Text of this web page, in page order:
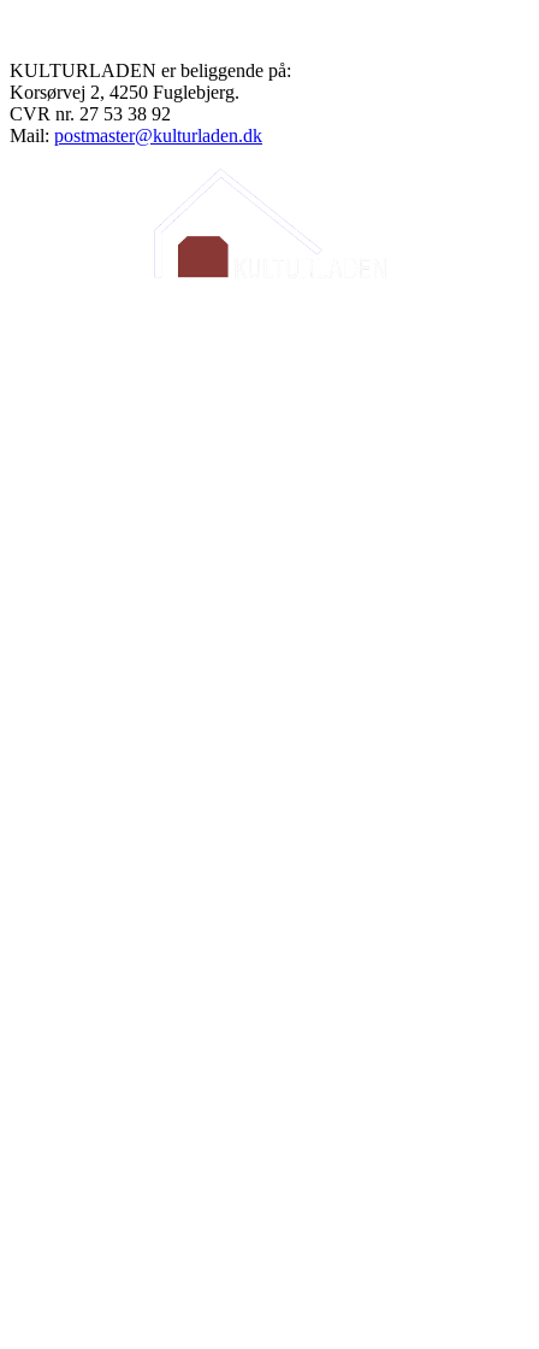
KULTURLADEN er beliggende på:
Korsørvej 2, 4250 Fuglebjerg.
CVR nr. 27 53 38 92
Mail: postmaster@kulturladen.dk